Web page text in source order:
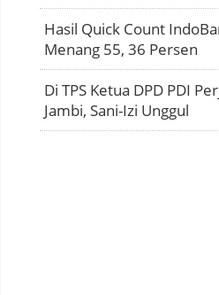
Hasil Quick Count
Menang 55, 36 Persen
Di TPS Ketua DPD PDI
Jambi, Sani-Izi Unggul